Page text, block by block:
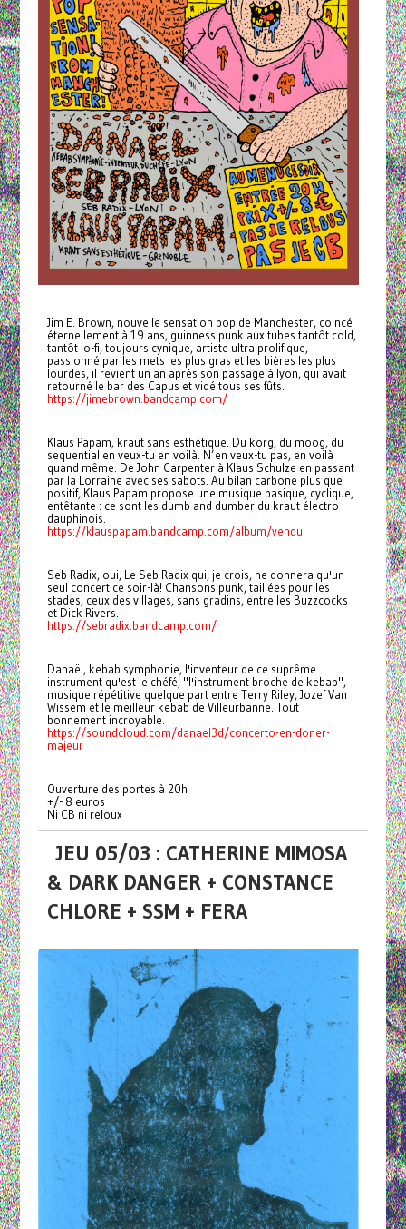
Jim E. Brown, nouvelle sensation pop de Manchester, coincé
éternellement à 19 ans, guinness punk aux tubes tantôt cold,
tantôt lo-fi, toujours cynique, artiste ultra prolifique,
passionné par les mets les plus gras et les bières les plus
lourdes, il revient un an après son passage à lyon, qui avait
retourné le bar des Capus et vidé tous ses fûts.
https://jimebrown.bandcamp.com/
Klaus Papam, kraut sans esthétique. Du korg, du moog, du
sequential en veux-tu en voilà. N’en veux-tu pas, en voilà
quand même. De John Carpenter à Klaus Schulze en passant
par la Lorraine avec ses sabots. Au bilan carbone plus que
positif, Klaus Papam propose une musique basique, cyclique,
entêtante : ce sont les dumb and dumber du kraut électro
dauphinois.
https://klauspapam.bandcamp.com/album/vendu
Seb Radix, oui, Le Seb Radix qui, je crois, ne donnera qu'un
seul concert ce soir-là! Chansons punk, taillées pour les
stades, ceux des villages, sans gradins, entre les Buzzcocks
et Dick Rivers.
https://sebradix.bandcamp.com/
Danaël, kebab symphonie, l'inventeur de ce suprême
instrument qu'est le chéfé, "l'instrument broche de kebab",
musique répétitive quelque part entre Terry Riley, Jozef Van
Wissem et le meilleur kebab de Villeurbanne. Tout
bonnement incroyable.
https://soundcloud.com/danael3d/concerto-en-doner-
majeur
Ouverture des portes à 20h
+/- 8 euros
Ni CB ni reloux
JEU 05/03 : CATHERINE MIMOSA
& DARK DANGER + CONSTANCE
CHLORE + SSM + FERA